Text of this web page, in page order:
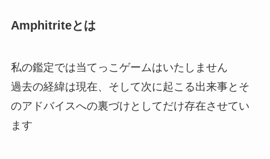
Amphitriteとは
私の鑑定では当てっこゲームはいたしません
過去の経緯は現在、そして次に起こる出来事とそ
のアドバイスへの裏づけとしてだけ存在させてい
ます